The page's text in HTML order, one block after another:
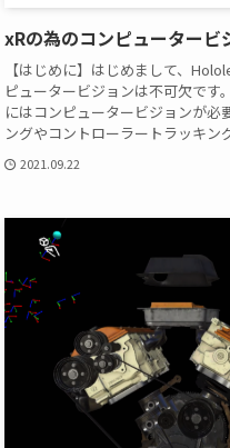
xRの為のコンピューター
【はじめに】はじめまして、
ピュータービジョンは不可欠です
にはコンピュータービジョンが必
ングやコントローラートラッキン
2021.09.22